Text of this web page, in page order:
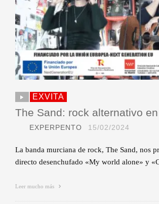
EXVITA
The Sand: rock alternativo
EXPERPENTO 15/02/2024
La banda murciana de rock, The Sand, nos
directo desenchufado «My world alone» y
Leer mucho más